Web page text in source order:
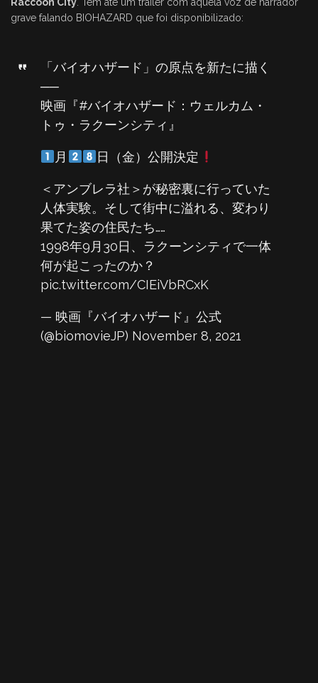
grave falando BIOHAZARD que foi disponibilizado:
「バイオハザード」の原点を新たに描く
──
映画『#バイオハザード ：ウェルカム・
トゥ・ラクーンシティ』
月 日（金）公開決定
＜アンブレラ社＞が秘密裏に行っていた
人体実験。そして街中に溢れる、変わり
果てた姿の住民たち……
1998年9月30日、ラクーンシティで一体
何が起こったのか？
pic.twitter.com/CIEiVbRCxK
— 映画『バイオハザード』公式
(@biomovieJP) November 8, 2021